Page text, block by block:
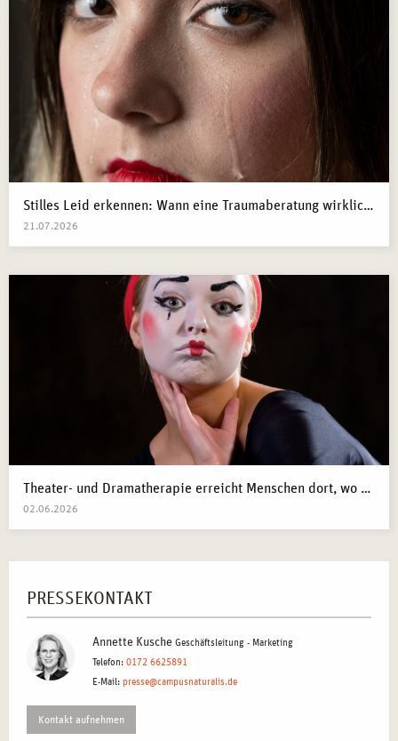
Stilles Leid erkennen: Wann eine Traumaberatung wirklich der richtige Schritt ist
21.07.2026
Theater- und Dramatherapie erreicht Menschen dort, wo Worte manchmal nicht mehr weiterkommen.
02.06.2026
PRESSEKONTAKT
Annette Kusche Geschäftsleitung - Marketing
Telefon: 0172 6625891
E-Mail: presse@campusnaturalis.de
Kontakt aufnehmen